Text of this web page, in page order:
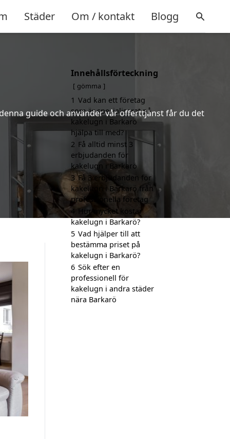
Städer Om / kontakt Blogg
guide och använder vår offerttjänst får du det
Innehållsförteckning
gömma
1 Vad kan ett företag
som är specialiserat på
kakelugn i Barkarö
hjälpa till med?
2 Få alltid minst 3
erbjudanden för
kakelugn i Barkarö
3 Få 3 erbjudanden för
kakelugn i Barkarö från
professionella företag
4 Hur mycket kostar
kakelugn i Barkarö?
5 Vad hjälper till att
bestämma priset på
kakelugn i Barkarö?
6 Sök efter en
professionell för
kakelugn i andra städer
nära Barkarö